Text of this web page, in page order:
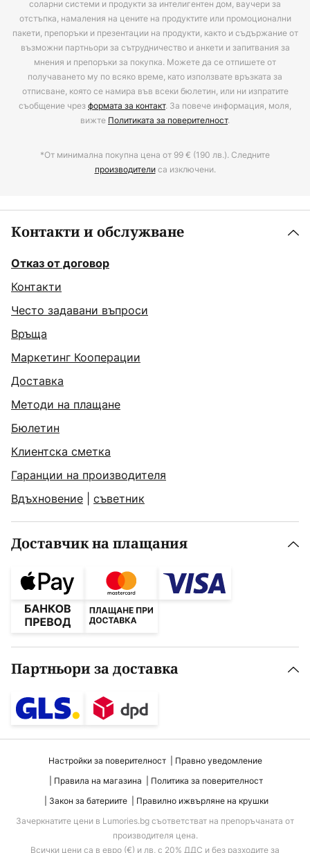
соларни системи и продукти за интелигентен дом, ваучери за
отстъпка, намаления на цените на продуктите или промоционални
пакети, препоръки и презентации на продукти, както и съдържание от
възможни партньори за сътрудничество и анкети и запитвания за
мнения и препоръки за покупка. Можете да се отпишете от
получаването му по всяко време, като използвате връзката за
отписване, която се намира във всеки бюлетин, или ни изпратите
съобщение чрезформата за контакт. За повече информация, моля,
вижте Политиката за поверителност.
*От минимална покупна цена от 99 € (190 лв.). Следните
производителиса изключени.
Контакти и обслужване
Отказ от договор
Контакти
Често задавани въпроси
Връща
Маркетинг Кооперации
Доставка
Методи на плащане
Бюлетин
Клиентска сметка
Гаранции на производителя
Вдъхновение
съветник
Доставчик на плащания
Партньори за доставка
Настройки за поверителност
Правно уведомление
Правила на магазина
Политика за поверителност
Закон за батериите
Правилно ижвърляне на крушки
Зачеркнатите цени в Lumories.bg съответстват на препоръчаната от
производителя цена.
Всички цени са в евро (€) и лв, с 20% ДДС и без разходите за